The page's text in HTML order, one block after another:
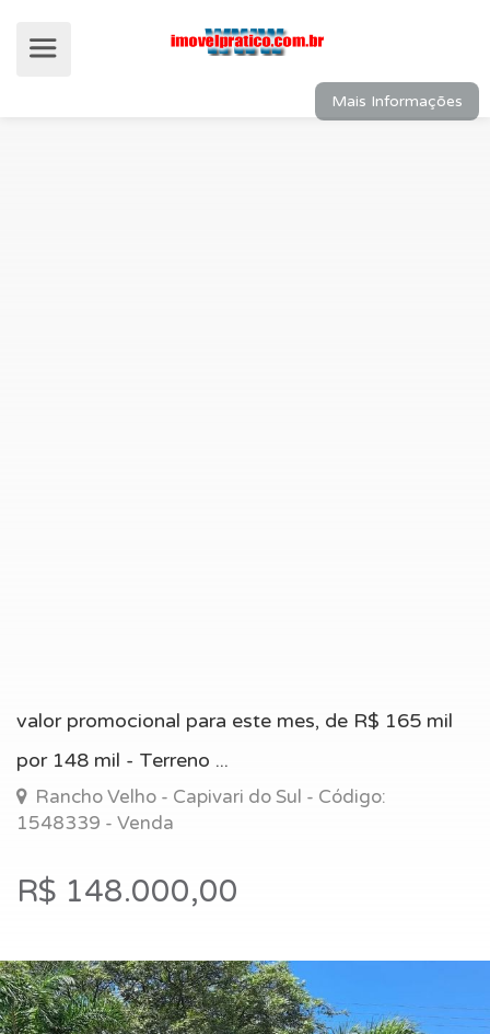
valor promocional para este mes, de R$ 165 mil
por 148 mil - Terreno ...
Rancho Velho - Capivari do Sul - Código:
1548339 - Venda
R$ 148.000,00
Mais Informações